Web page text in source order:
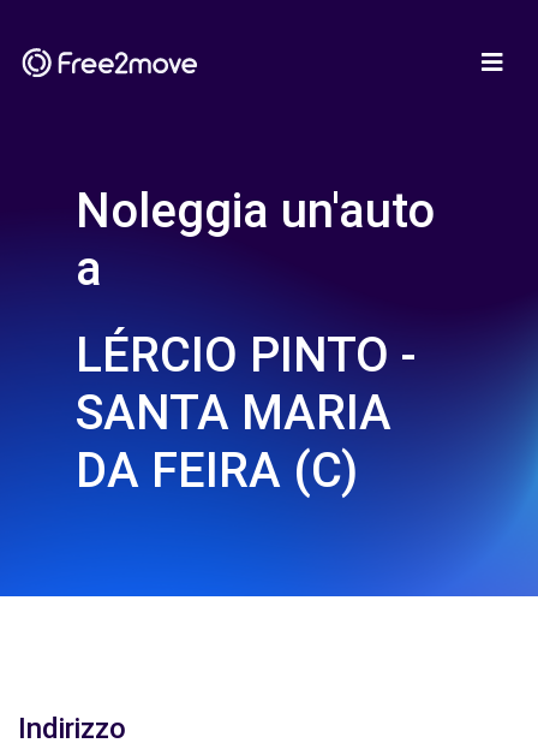
Noleggia un'auto
a
LÉRCIO PINTO -
SANTA MARIA
DA FEIRA (C)
Indirizzo